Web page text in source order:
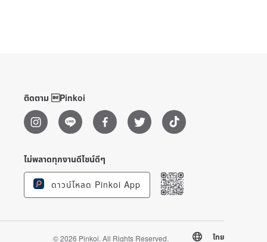
ติดตาม Pinkoi
ไม่พลาดทุกงานดีไซน์ดีๆ
ดาวน์โหลด Pinkoi App
© 2026 Pinkoi. All Rights Reserved. ไทย